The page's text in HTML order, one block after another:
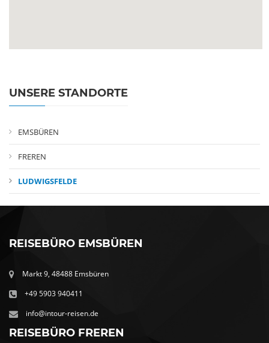
UNSERE STANDORTE
EMSBÜREN
FREREN
LUDWIGSFELDE
REISEBÜRO EMSBÜREN
Markt 9, 48488 Emsbüren
+49 5903 940411
info@intour-reisen.de
REISEBÜRO FREREN